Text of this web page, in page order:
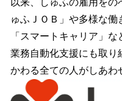
ゅふＪＯＢ」や多様な
「スマートキャリア」
業務自動化支援にも取り
かわる全ての人がしあわ